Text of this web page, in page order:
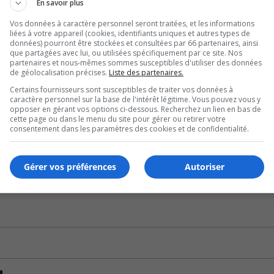
65 000$ à son entrée en poste, en 2021.
que M. Tabarah.
situation.
en cours.
pas recevoir son salaire de maire suppléant.
de l’habitation de la CMM.
En savoir plus
Vos données à caractère personnel seront traitées, et les informations
liées à votre appareil (cookies, identifiants uniques et autres types de
données) pourront être stockées et consultées par 66 partenaires, ainsi
que partagées avec lui, ou utilisées spécifiquement par ce site. Nos
partenaires et nous-mêmes sommes susceptibles d'utiliser des données
de géolocalisation précises. Liste des partenaires.
Certains fournisseurs sont susceptibles de traiter vos données à
caractère personnel sur la base de l'intérêt légitime. Vous pouvez vous y
opposer en gérant vos options ci-dessous. Recherchez un lien en bas de
cette page ou dans le menu du site pour gérer ou retirer votre
consentement dans les paramètres des cookies et de confidentialité.
Autoriser
Gérer vos préférences